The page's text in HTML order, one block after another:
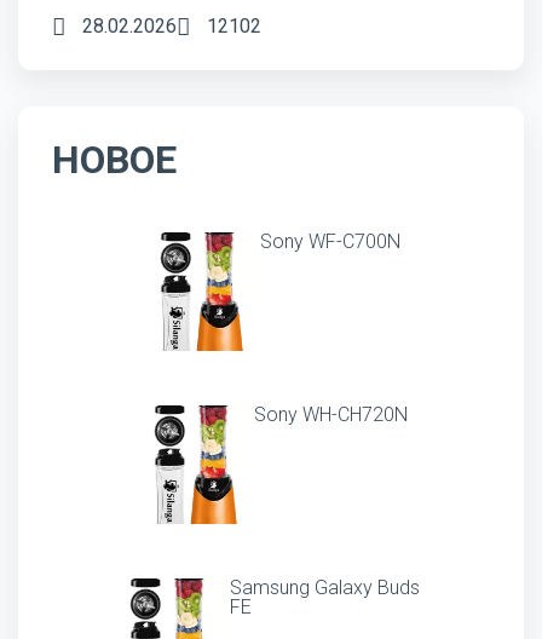
28.02.2026 12102
НОВОЕ
Sony WF-C700N
Sony WH-CH720N
Samsung Galaxy Buds
FE